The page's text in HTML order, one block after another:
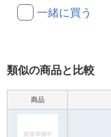
一緒に買う
類似の商品と比較
商品